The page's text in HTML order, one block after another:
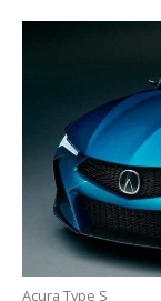
Acura Type S